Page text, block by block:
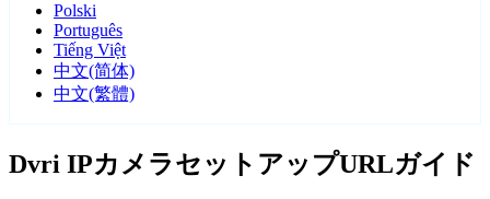
Polski
Português
Tiếng Việt
中文(简体)
中文(繁體)
Dvri IPカメラセットアップURLガイド